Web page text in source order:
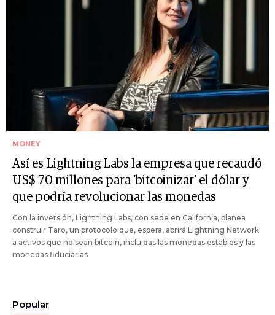
MONEY
Así es Lightning Labs la empresa que recaudó
US$ 70 millones para 'bitcoinizar' el dólar y
que podría revolucionar las monedas
Con la inversión, Lightning Labs, con sede en California, planea
construir Taro, un protocolo que, espera, abrirá Lightning Network
a activos que no sean bitcoin, incluidas las monedas estables y las
monedas fiduciarias
Popular